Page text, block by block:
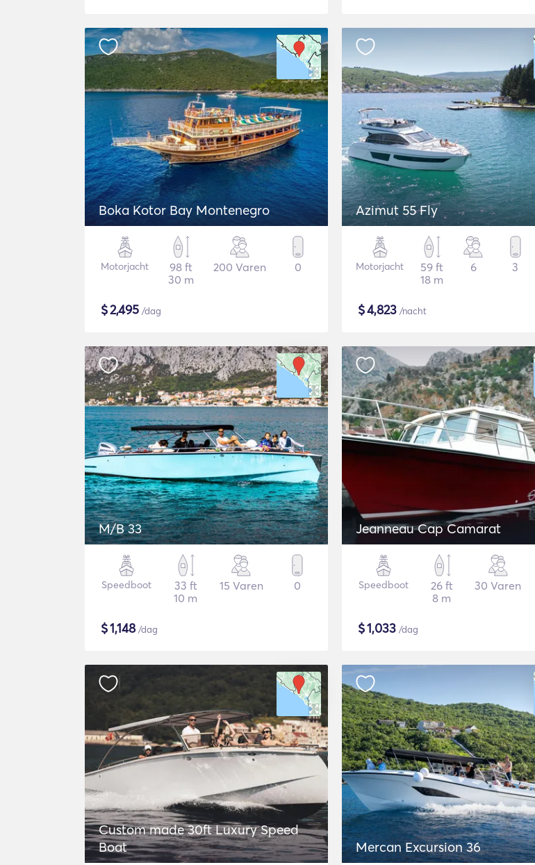
Boka Kotor Bay Montenegro
Motorjacht
98 ft
30 m
200 Varen 0
$2,495 /dag
Azimut 55 Fly
Motorjacht
59 ft
18 m
6 3
$4,823 /nacht
M/B 33
Speedboot
33 ft
10 m
15 Varen 0
$1,148/dag
Jeanneau Cap Camarat
Speedboot
26 ft
8 m
30 Varen
$1,033 /dag
Custom made 30ft Luxury Speed
Boat
Mercan Excursion 36